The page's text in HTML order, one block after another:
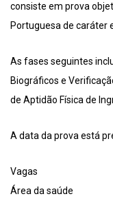
consiste em prova
Portuguesa de caráter
As fases seguintes
Biográficos e
de Aptidão Física de
A data da prova está
Vagas
Área da saúde